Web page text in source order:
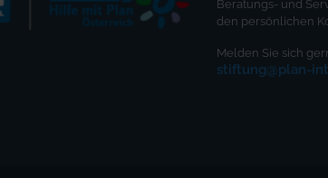
Beratungs- und
den persönlichen
Melden Sie sich
stiftung@plan-